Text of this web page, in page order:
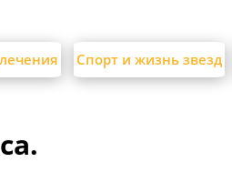
Спорт и жизнь звезд